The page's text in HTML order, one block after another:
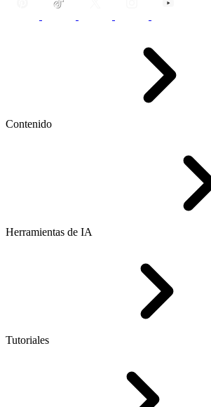
Contenido
Herramientas de IA
Tutoriales